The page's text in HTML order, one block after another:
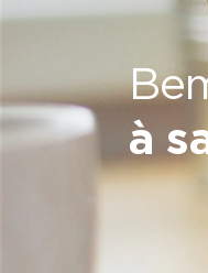
à